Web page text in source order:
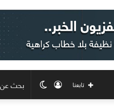
الوضع تسجيل تابعنا